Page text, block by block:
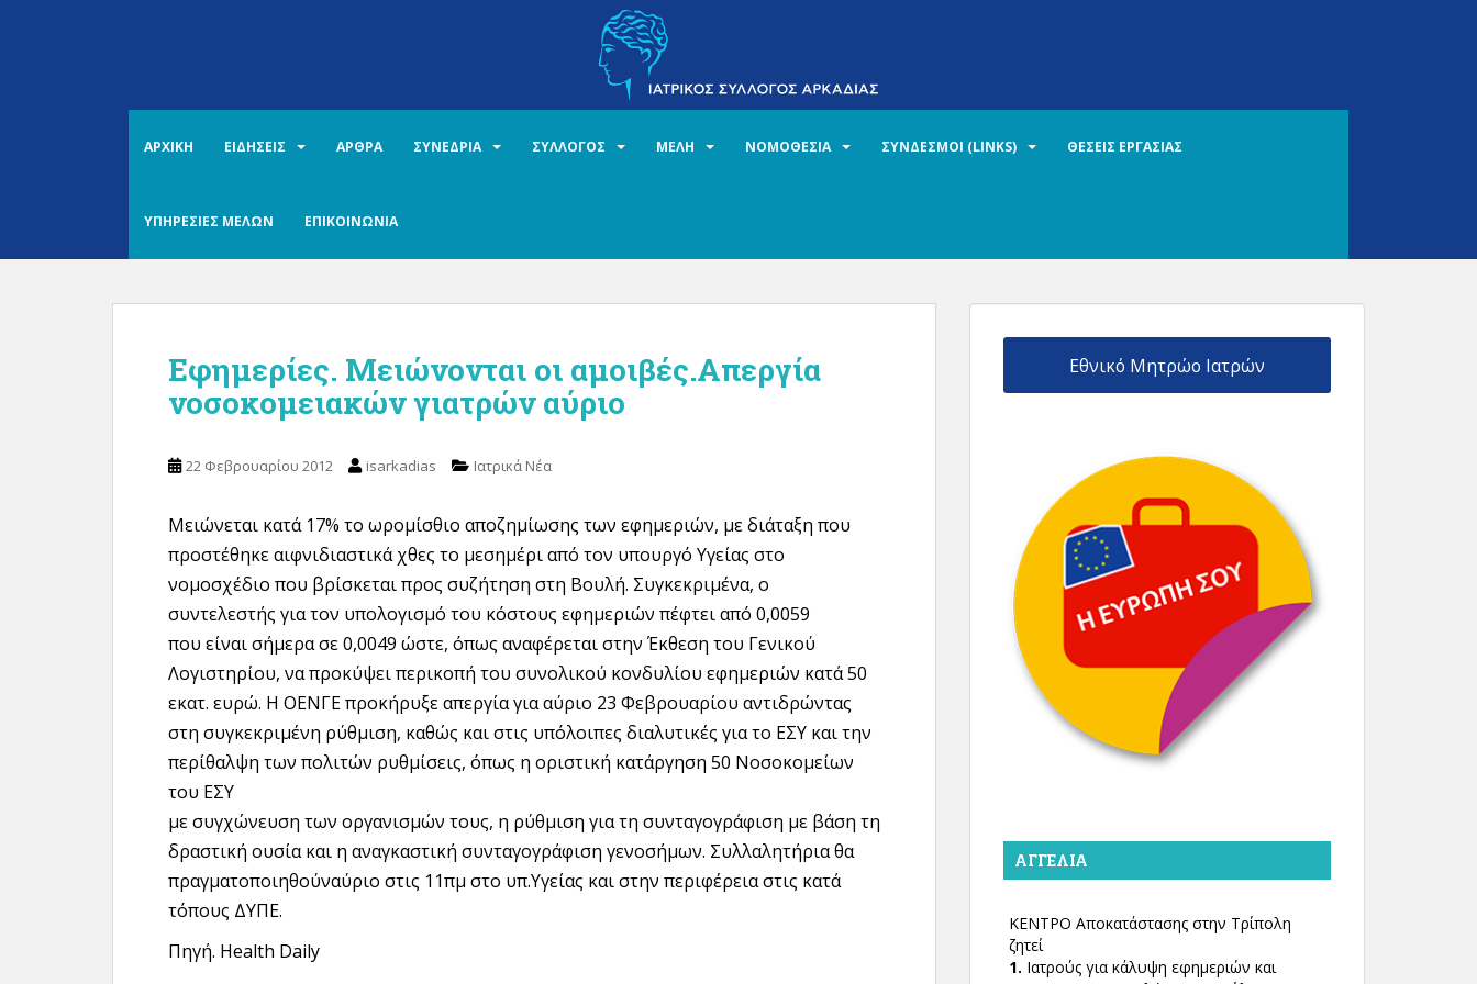
c
ΑΡΧΙΚΗ ΕΙΔΗΣΕΙΣ ΑΡΘΡΑ ΣΥΝΕΔΡΙΑ ΣΥΛΛΟΓΟΣ ΜΕΛΗ ΝΟΜΟΘΕΣΙΑ ΣΥΝΔΕΣΜΟΙ (LINKS) ΘΕΣΕΙΣ ΕΡΓΑΣΙΑΣ
ΥΠΗΡΕΣΙΕΣ ΜΕΛΩΝ ΕΠΙΚΟΙΝΩΝΙΑ
Εφημερίες. Μειώνονται οι αμοιβές.Απεργία
νοσοκομειακών γιατρών αύριο
22 Φεβρουαρίου 2012 isarkadias Ιατρικά Νέα
Μειώνεται κατά 17% το ωρομίσθιο αποζημίωσης των εφημεριών, με διάταξη που
προστέθηκε αιφνιδιαστικά χθες το μεσημέρι από τον υπουργό Υγείας στο
νομοσχέδιο που βρίσκεται προς συζήτηση στη Βουλή. Συγκεκριμένα, ο
συντελεστής για τον υπολογισμό του κόστους εφημεριών πέφτει από 0,0059
που είναι σήμερα σε 0,0049 ώστε, όπως αναφέρεται στην Έκθεση του Γενικού
Λογιστηρίου, να προκύψει περικοπή του συνολικού κονδυλίου εφημεριών κατά 50
εκατ. ευρώ. Η ΟΕΝΓΕ προκήρυξε απεργία για αύριο 23 Φεβρουαρίου αντιδρώντας
στη συγκεκριμένη ρύθμιση, καθώς και στις υπόλοιπες διαλυτικές για το ΕΣΥ και την
περίθαλψη των πολιτών ρυθμίσεις, όπως η οριστική κατάργηση 50 Νοσοκομείων
του ΕΣΥ
με συγχώνευση των οργανισμών τους, η ρύθμιση για τη συνταγογράφιση με βάση τη
δραστική ουσία και η αναγκαστική συνταγογράφιση γενοσήμων. Συλλαλητήρια θα
πραγματοποιηθούναύριο στις 11πμ στο υπ.Υγείας και στην περιφέρεια στις κατά
τόπους ΔΥΠΕ.
Πηγή. Health Daily
Εθνικό Μητρώο Ιατρών
ΑΓΓΕΛΊΑ
ΚΕΝΤΡΟ Αποκατάστασης στην Τρίπολη
ζητεί
1. Ιατρούς για κάλυψη εφημεριών και